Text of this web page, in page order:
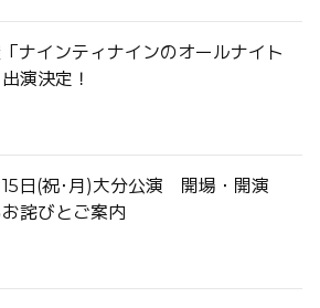
ナインティナインのオールナイト
演決定！
日(祝･月)大分公演 開場・開演
詫びとご案内